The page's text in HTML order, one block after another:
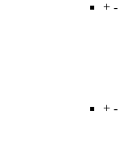
+ -
+ -